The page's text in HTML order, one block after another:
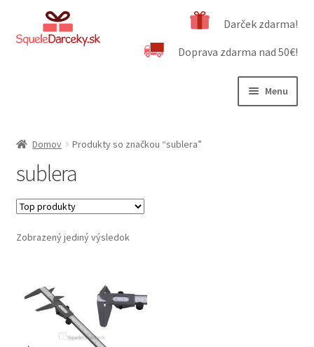
Preskočiť
na
Preskočiť
na
Darček zdarma!
Doprava zdarma nad 50€!
Menu
Dôležité informácie
Obchodné podmienky
Kontakt
Domov Produkty so značkou “sublera”
sublera
Zobrazený jediný výsledok